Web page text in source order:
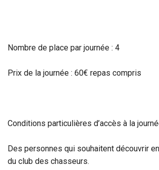
Nombre de place par journée : 4
Prix de la journée : 60€ repas compris
Conditions particulières d’accès à la
Des personnes qui souhaitent découvrir
du club des chasseurs.